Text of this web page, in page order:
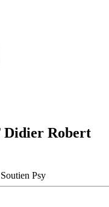
Didier Robert
Psy